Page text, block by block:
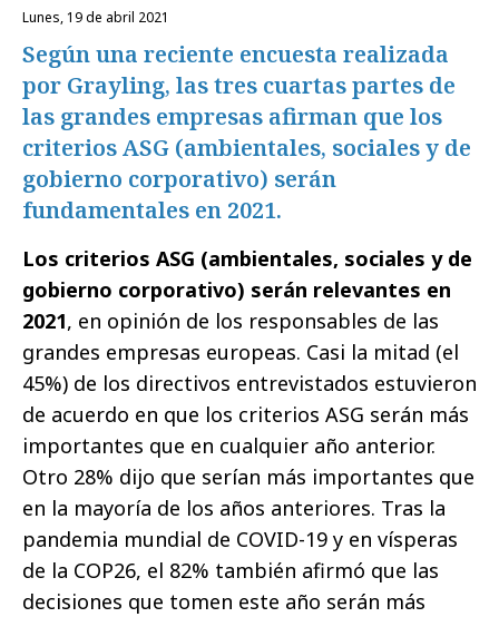
lunes, 19 de abril 2021
Según una reciente encuesta realizada
por Grayling, las tres cuartas partes de
las grandes empresas afirman que los
criterios ASG (ambientales, sociales y de
gobierno corporativo) serán
fundamentales en 2021.
Los criterios ASG (ambientales, sociales y de
gobierno corporativo) serán relevantes en
2021, en opinión de los responsables de las
grandes empresas europeas. Casi la mitad (el
45%) de los directivos entrevistados estuvieron
de acuerdo en que los criterios ASG serán más
importantes que en cualquier año anterior.
Otro 28% dijo que serían más importantes que
en la mayoría de los años anteriores. Tras la
pandemia mundial de COVID-19 y en vísperas
de la COP26, el 82% también afirmó que las
decisiones que tomen este año serán más